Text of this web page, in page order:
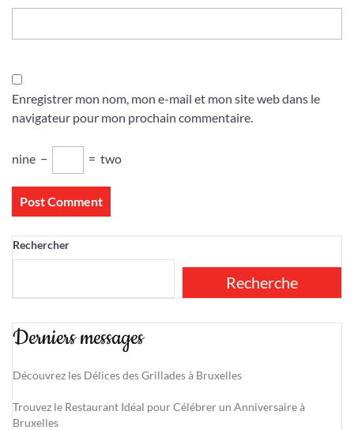
Enregistrer mon nom, mon e-mail et mon site web dans le
navigateur pour mon prochain commentaire.
nine − = two
Rechercher
Recherche
Derniers messages
Découvrez les Délices des Grillades à Bruxelles
Trouvez le Restaurant Idéal pour Célébrer un Anniversaire à
Bruxelles